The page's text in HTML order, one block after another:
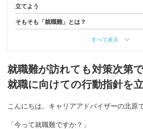
立てよう
そもそも「就職難」とは？
すべて表示
就職難が訪れても対策次第
就職に向けての行動指針を
こんにちは。キャリアアドバイザーの北原
「今って就職難ですか？」